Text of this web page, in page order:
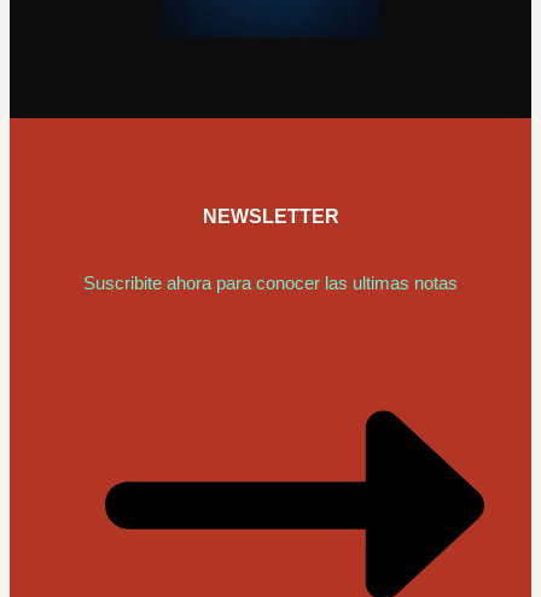
NEWSLETTER
Suscribite ahora para conocer las ultimas notas